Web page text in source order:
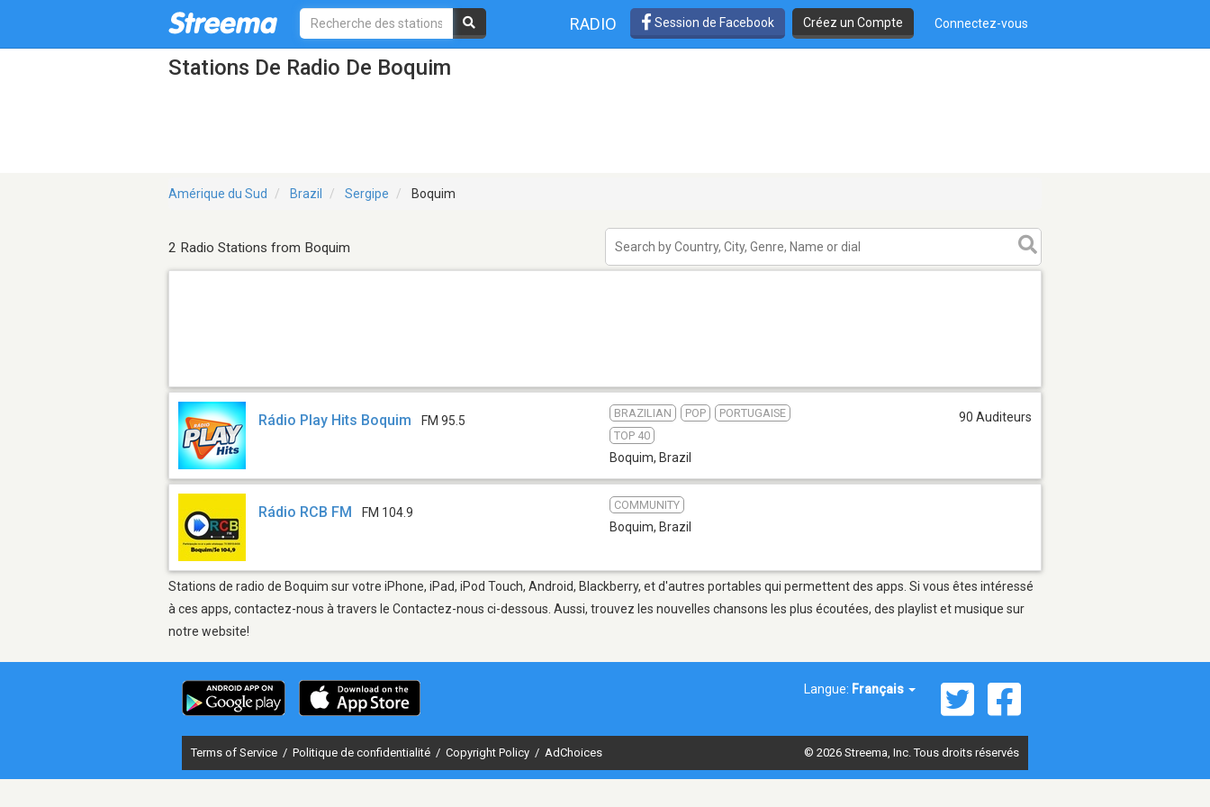
RADIO Session de Facebook Créez un Compte Connectez-vous
Stations De Radio De Boquim
Amérique du Sud Brazil Sergipe Boquim
2 Radio Stations from Boquim
Rádio Play Hits Boquim FM 95.5
BRAZILIAN POP
PORTUGAISE
TOP 40
Boquim, Brazil
90 Auditeurs
Rádio RCB FM FM 104.9
COMMUNITY
Boquim, Brazil
Stations de radio de Boquim sur votre iPhone, iPad, iPod Touch, Android, Blackberry, et d'autres portables qui permettent des apps. Si vous êtes intéressé
à ces apps, contactez-nous à travers le Contactez-nous ci-dessous. Aussi, trouvez les nouvelles chansons les plus écoutées, des playlist et musique sur
notre website!
Langue: Français
Terms of Service / Politique de confidentialité / Copyright Policy / AdChoices © 2026 Streema, Inc. Tous droits réservés